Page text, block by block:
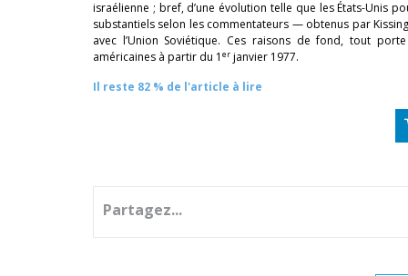
israélienne ; bref, d’une évolution telle que les États-Unis
substantiels selon les commentateurs — obtenus par
avec l’Union Soviétique. Ces raisons de fond, tout
américaines à partir du 1 er janvier 1977.
Il reste 82 % de l'article à lire
Partagez...